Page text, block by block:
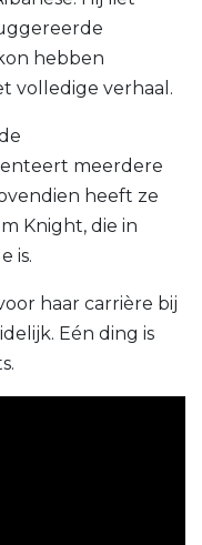
hebben
volledige verhaal.
meerdere
heeft ze
Knight, die in
is.
haar carrière bij
Eén ding is